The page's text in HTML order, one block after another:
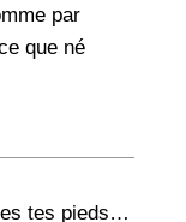
par
que né
tes pieds…